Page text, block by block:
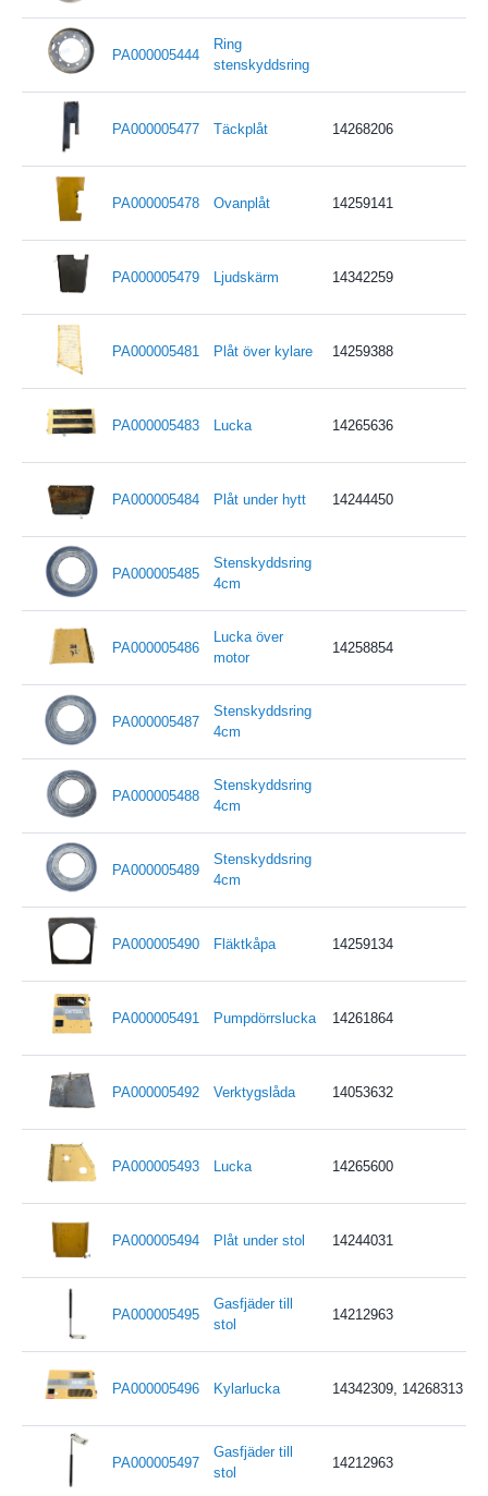
PA000005444
Ring
stenskyddsring
PA000005477 Täckplåt 14268206
PA000005478 Ovanplåt 14259141
PA000005479 Ljudskärm 14342259
PA000005481 Plåt över kylare 14259388
PA000005483 Lucka 14265636
PA000005484 Plåt under hytt 14244450
PA000005485
Stenskyddsring
4cm
PA000005486
Lucka över
motor
14258854
PA000005487
Stenskyddsring
4cm
PA000005488
Stenskyddsring
4cm
PA000005489
Stenskyddsring
4cm
PA000005490 Fläktkåpa 14259134
PA000005491 Pumpdörrslucka 14261864
PA000005492 Verktygslåda 14053632
PA000005493 Lucka 14265600
PA000005494 Plåt under stol 14244031
PA000005495
Gasfjäder till
stol
14212963
PA000005496 Kylarlucka 14342309, 14268313
PA000005497
Gasfjäder till
stol
14212963